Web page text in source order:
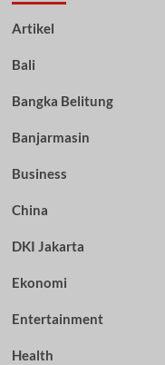
Artikel
Bali
Bangka Belitung
Banjarmasin
Business
China
DKI Jakarta
Ekonomi
Entertainment
Health